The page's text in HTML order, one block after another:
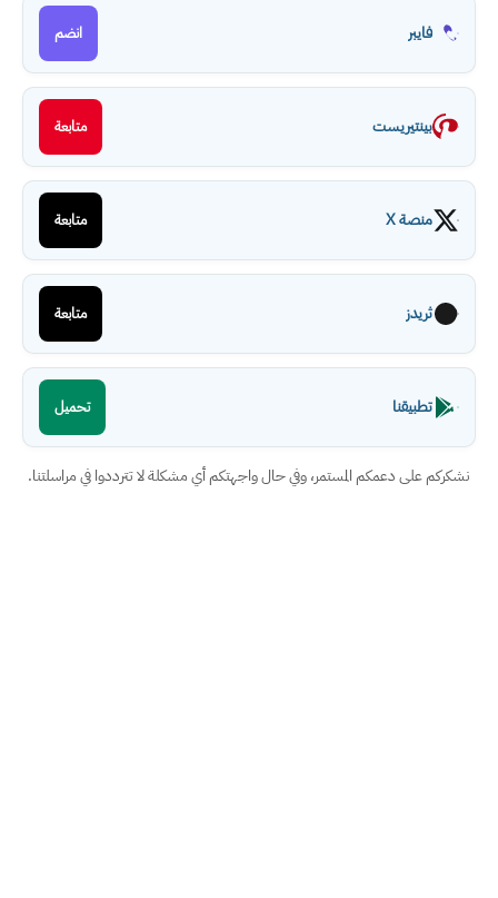
فايبر انضم
بينتيريست متابعة
منصة X متابعة
ثريدز متابعة
تطبيقنا تحميل
نشكركم على دعمكم المستمر، وفي حال واجهتكم أي مشكلة لا تترددوا في مراسلتنا.